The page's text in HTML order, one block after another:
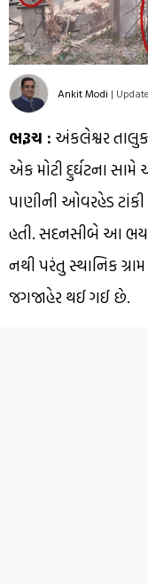
Ankit Modi |
ભરૂચ : અંકલેશ્વર
એક મોટી દુર્ઘટના
પાણીની ઓવરહેડ
હતી. સદનસીબે આ
નથી પરંતુ સ્થાનિક
જગજાહેર થઈ ગઈ છે.